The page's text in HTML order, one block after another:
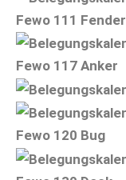
Fewo 111 Fender
Fewo 117 Anker
Fewo 120 Bug